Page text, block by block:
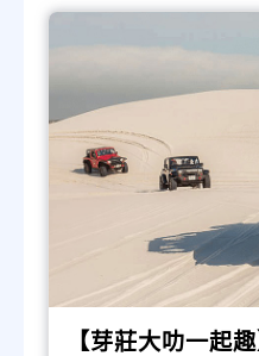
【芽莊大叻一起